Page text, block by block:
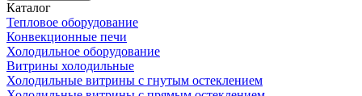
Каталог
Тепловое оборудование
Конвекционные печи
Холодильное оборудование
Витрины холодильные
Холодильные витрины с гнутым остеклением